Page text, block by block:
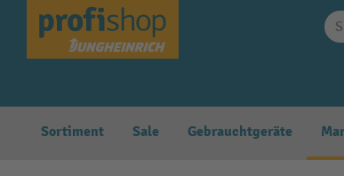
Zur Hauptnavigation springen
Sortiment Sale Gebrauchtgeräte